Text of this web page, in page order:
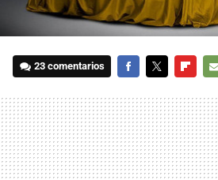
23 comentarios